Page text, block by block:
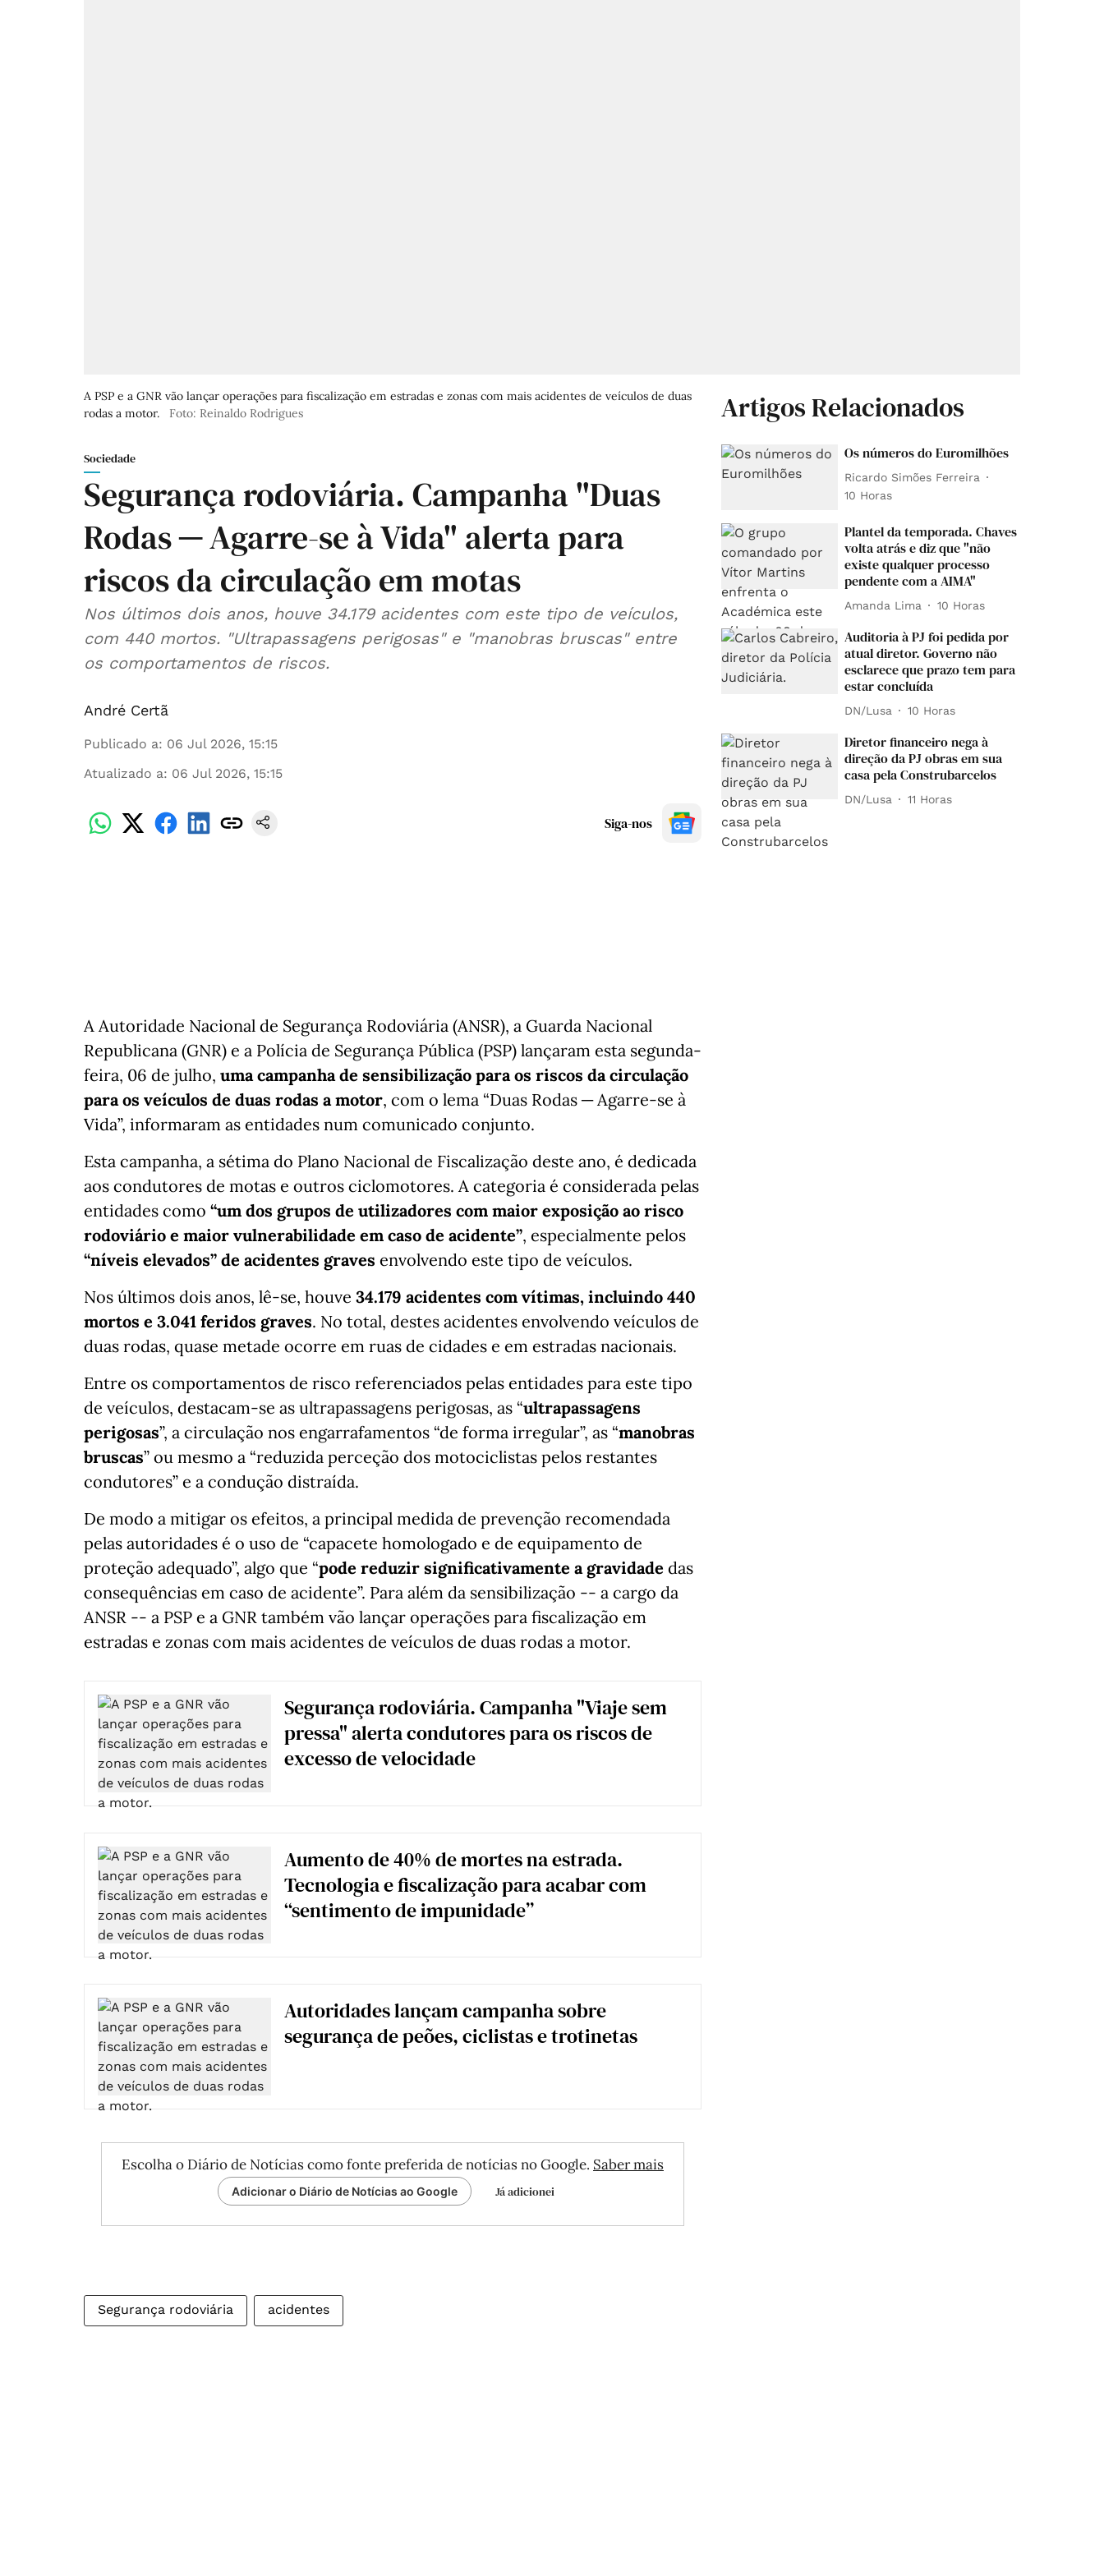
A PSP e a GNR vão lançar operações para fiscalização em estradas e zonas com mais acidentes de veículos de duas
rodas a motor.
Foto: Reinaldo Rodrigues
Sociedade
Segurança rodoviária. Campanha "Duas
Rodas ─ Agarre-se à Vida" alerta para
riscos da circulação em motas
Nos últimos dois anos, houve 34.179 acidentes com este tipo de veículos,
com 440 mortos. "Ultrapassagens perigosas" e "manobras bruscas" entre
os comportamentos de riscos.
André Certã
Publicado a: 06 Jul 2026, 15:15
Atualizado a: 06 Jul 2026, 15:15
Siga-nos
A Autoridade Nacional de Segurança Rodoviária (ANSR), a Guarda Nacional
Republicana (GNR) e a Polícia de Segurança Pública (PSP) lançaram esta segunda-
feira, 06 de julho, uma campanha de sensibilização para os riscos da circulação
para os veículos de duas rodas a motor, com o lema “Duas Rodas ─ Agarre-se à
Vida”, informaram as entidades num comunicado conjunto.
Esta campanha, a sétima do Plano Nacional de Fiscalização deste ano, é dedicada
aos condutores de motas e outros ciclomotores. A categoria é considerada pelas
entidades como “um dos grupos de utilizadores com maior exposição ao risco
rodoviário e maior vulnerabilidade em caso de acidente”, especialmente pelos
“níveis elevados” de acidentes graves envolvendo este tipo de veículos.
Nos últimos dois anos, lê-se, houve 34.179 acidentes com vítimas, incluindo 440
mortos e 3.041 feridos graves. No total, destes acidentes envolvendo veículos de
duas rodas, quase metade ocorre em ruas de cidades e em estradas nacionais.
Entre os comportamentos de risco referenciados pelas entidades para este tipo
de veículos, destacam-se as ultrapassagens perigosas, as “ultrapassagens
perigosas”, a circulação nos engarrafamentos “de forma irregular”, as “manobras
bruscas” ou mesmo a “reduzida perceção dos motociclistas pelos restantes
condutores” e a condução distraída.
De modo a mitigar os efeitos, a principal medida de prevenção recomendada
pelas autoridades é o uso de “capacete homologado e de equipamento de
proteção adequado”, algo que “pode reduzir significativamente a gravidade das
consequências em caso de acidente”. Para além da sensibilização -- a cargo da
ANSR -- a PSP e a GNR também vão lançar operações para fiscalização em
estradas e zonas com mais acidentes de veículos de duas rodas a motor.
Segurança rodoviária. Campanha "Viaje sem
pressa" alerta condutores para os riscos de
excesso de velocidade
Aumento de 40% de mortes na estrada.
Tecnologia e fiscalização para acabar com
“sentimento de impunidade”
Autoridades lançam campanha sobre
segurança de peões, ciclistas e trotinetas
Escolha o Diário de Notícias como fonte preferida de notícias no Google. Saber mais
Adicionar o Diário de Notícias ao Google Já adicionei
Segurança rodoviária acidentes
Artigos Relacionados
Os números do Euromilhões
Ricardo Simões Ferreira
10 Horas
Plantel da temporada. Chaves
volta atrás e diz que "não
existe qualquer processo
pendente com a AIMA"
Amanda Lima 10 Horas
Auditoria à PJ foi pedida por
atual diretor. Governo não
esclarece que prazo tem para
estar concluída
DN/Lusa 10 Horas
Diretor financeiro nega à
direção da PJ obras em sua
casa pela Construbarcelos
DN/Lusa 11 Horas